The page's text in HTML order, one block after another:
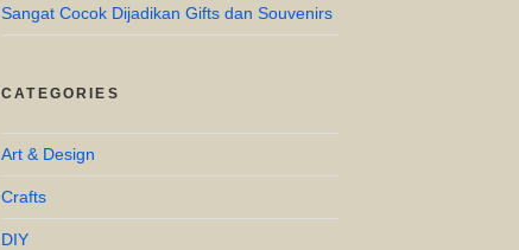
Sangat Cocok Dijadikan Gifts dan Souvenirs
CATEGORIES
Art & Design
Crafts
DIY